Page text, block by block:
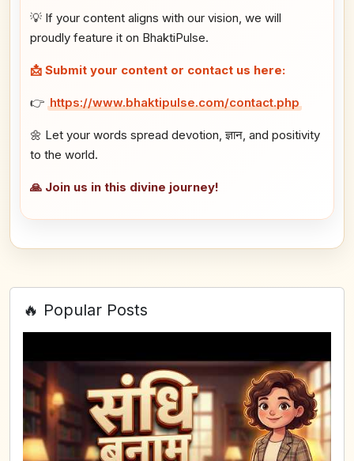
💡 If your content aligns with our vision, we will
proudly feature it on BhaktiPulse.
📩 Submit your content or contact us here:
👉 https://www.bhaktipulse.com/contact.php
🌼 Let your words spread devotion, ज्ञान, and positivity
to the world.
🙏 Join us in this divine journey!
🔥 Popular Posts